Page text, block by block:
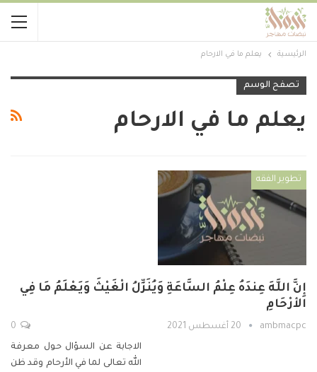
الرئيسية يعلم ما في الارحام
تصفح الوسم
يعلم ما في الارحام
تطوير الفقه
إِنَّ اللَّهَ عِندَهُ عِلْمُ السَّاعَةِ وَيُنَزِّلُ الْغَيْثَ وَيَعْلَمُ مَا فِي
الأرْحَامِ
ambmacpc 20 أغسطس 2021
الاجابة عن السؤال حول معرفة
الله تعالى لما في الأرحام وقد ظن